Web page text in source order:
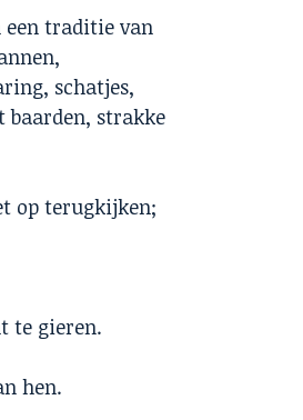
een traditie van
schatjes,
baarden, strakke
op terugkijken;
te gieren.
hen.